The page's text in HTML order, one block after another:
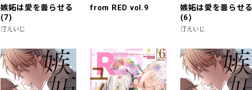
嫉妬は愛を曇らせる
(7)
汀えいじ
from RED vol.9
嫉妬は愛を曇らせる
(6)
汀えいじ